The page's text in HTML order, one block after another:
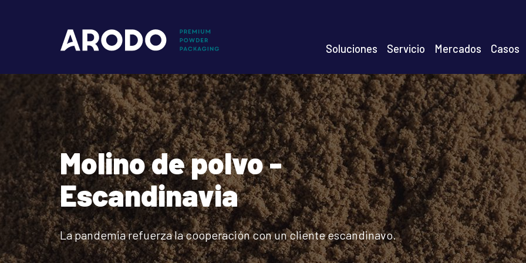
navigation
Soluciones Servicio Mercados Casos
Molino de polvo -
Escandinavia
La pandemia refuerza la cooperación con un cliente escandinavo.